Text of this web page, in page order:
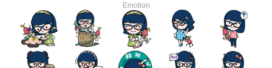
Emotion